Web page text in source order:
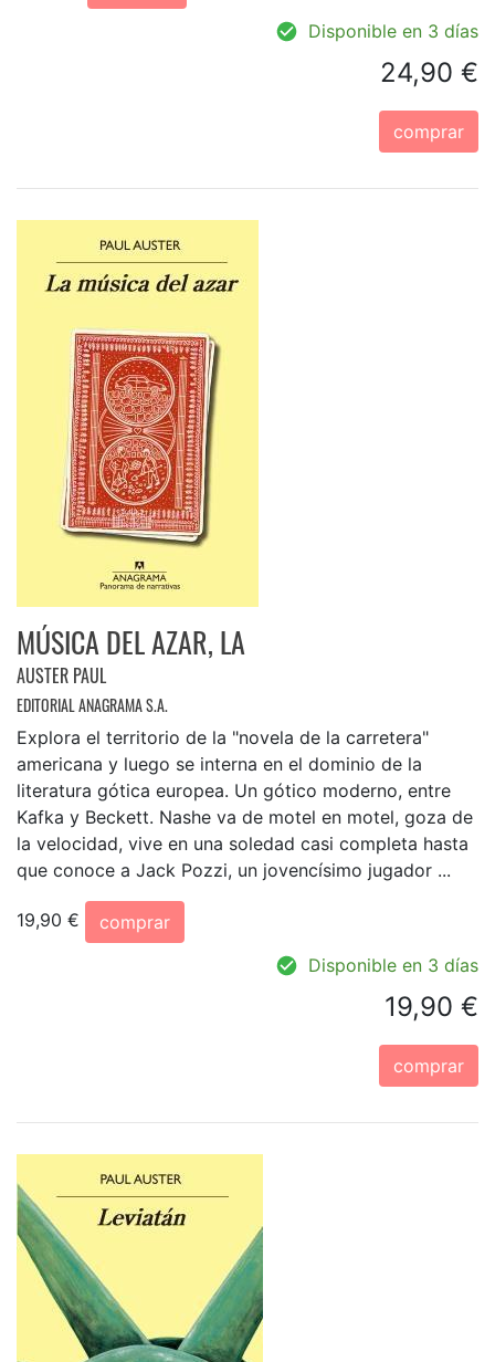
Disponible en 3 días
24,90 €
comprar
MÚSICA DEL AZAR, LA
AUSTER PAUL
EDITORIAL ANAGRAMA S.A.
Explora el territorio de la "novela de la carretera"
americana y luego se interna en el dominio de la
literatura gótica europea. Un gótico moderno, entre
Kafka y Beckett. Nashe va de motel en motel, goza de
la velocidad, vive en una soledad casi completa hasta
que conoce a Jack Pozzi, un jovencísimo jugador ...
19,90 €
comprar
Disponible en 3 días
19,90 €
comprar